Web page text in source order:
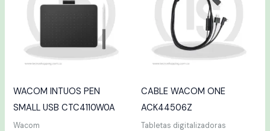
WACOM INTUOS PEN
SMALL USB CTC4110W0A
Wacom
CABLE WACOM ONE
ACK44506Z
Tabletas digitalizadoras